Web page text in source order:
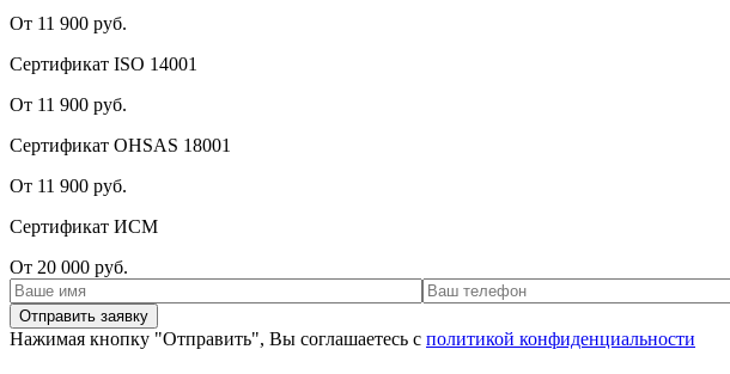
От 11 900 руб.
Сертификат ISO 14001
От 11 900 руб.
Сертификат OHSAS 18001
От 11 900 руб.
Сертификат ИСМ
От 20 000 руб.
Нажимая кнопку "Отправить", Вы соглашаетесь с политикой конфиденциальности